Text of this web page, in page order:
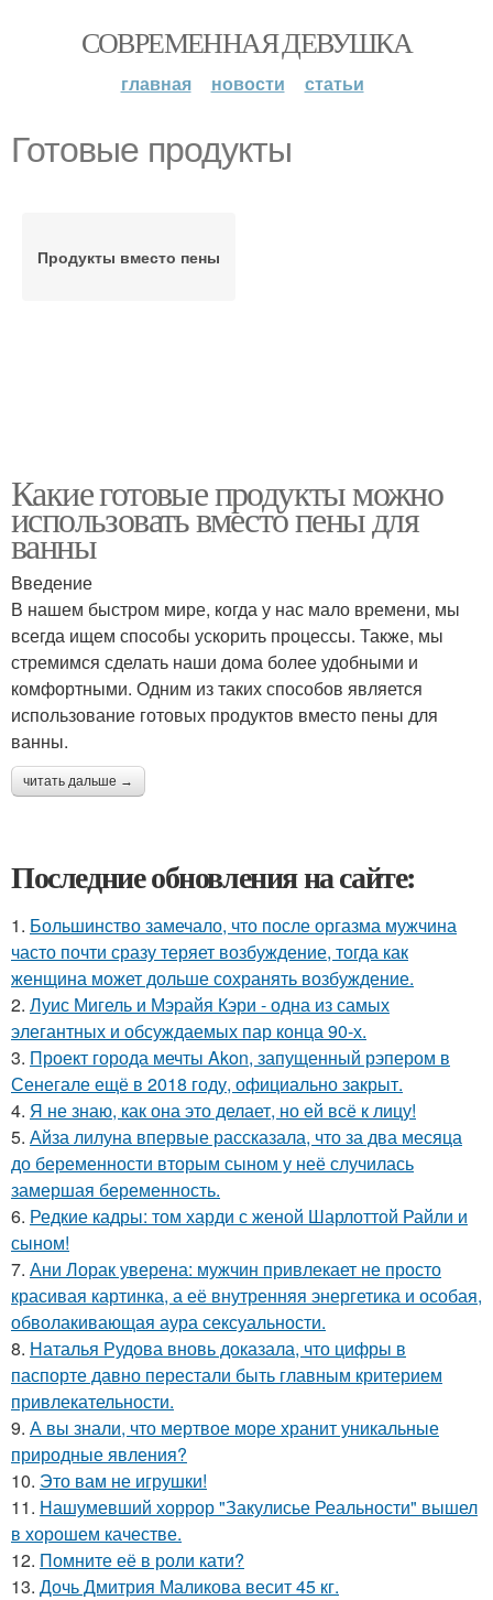
СОВРЕМЕННАЯ ДЕВУШКА
главная новости статьи
Готовые продукты
Продукты вместо пены
Какие готовые продукты можно
использовать вместо пены для
ванны
Введение
В нашем быстром мире, когда у нас мало времени, мы
всегда ищем способы ускорить процессы. Также, мы
стремимся сделать наши дома более удобными и
комфортными. Одним из таких способов является
использование готовых продуктов вместо пены для
ванны.
читать дальше →
Последние обновления на сайте:
1. Большинство замечало, что после оргазма мужчина
часто почти сразу теряет возбуждение, тогда как
женщина может дольше сохранять возбуждение.
2. Луис Мигель и Мэрайя Кэри - одна из самых
элегантных и обсуждаемых пар конца 90-х.
3. Проект города мечты Akon, запущенный рэпером в
Сенегале ещё в 2018 году, официально закрыт.
4. Я не знаю, как она это делает, но ей всё к лицу!
5. Айза лилуна впервые рассказала, что за два месяца
до беременности вторым сыном у неё случилась
замершая беременность.
6. Редкие кадры: том харди с женой Шарлоттой Райли и
сыном!
7. Ани Лорак уверена: мужчин привлекает не просто
красивая картинка, а её внутренняя энергетика и особая,
обволакивающая аура сексуальности.
8. Наталья Рудова вновь доказала, что цифры в
паспорте давно перестали быть главным критерием
привлекательности.
9. А вы знали, что мертвое море хранит уникальные
природные явления?
10. Это вам не игрушки!
11. Нашумевший хоррор "Закулисье Реальности" вышел
в хорошем качестве.
12. Помните её в роли кати?
13. Дочь Дмитрия Маликова весит 45 кг.